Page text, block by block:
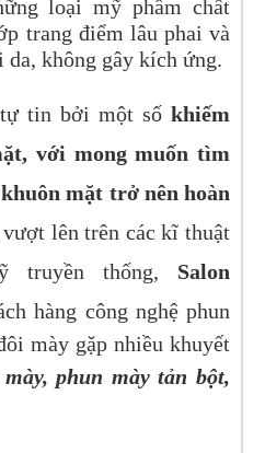
loại mỹ phẩm chất
trang điểm lâu phai và
không gây kích ứng.
tin bởi một số khiếm
với mong muốn tìm
mặt trở nên hoàn
vượt lên trên các kĩ thuật
truyền thống, Salon
hàng công nghệ phun
mày gặp nhiều khuyết
phun mày tản bột,